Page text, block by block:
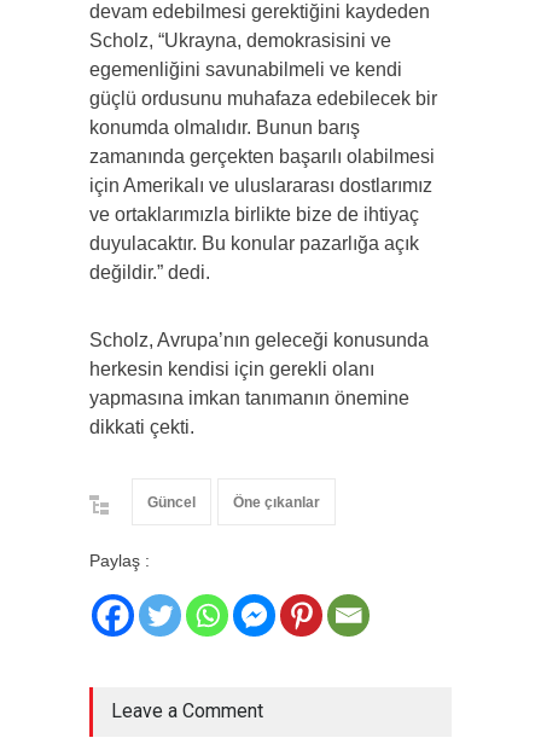
devam edebilmesi gerektiğini kaydeden
Scholz, “Ukrayna, demokrasisini ve
egemenliğini savunabilmeli ve kendi
güçlü ordusunu muhafaza edebilecek bir
konumda olmalıdır. Bunun barış
zamanında gerçekten başarılı olabilmesi
için Amerikalı ve uluslararası dostlarımız
ve ortaklarımızla birlikte bize de ihtiyaç
duyulacaktır. Bu konular pazarlığa açık
değildir.” dedi.
Scholz, Avrupa’nın geleceği konusunda
herkesin kendisi için gerekli olanı
yapmasına imkan tanımanın önemine
dikkati çekti.
Güncel Öne çıkanlar
Paylaş :
Leave a Comment